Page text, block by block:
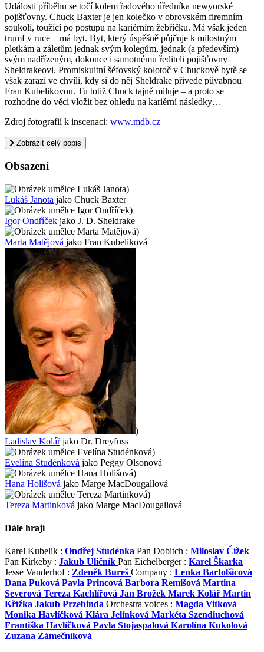
Události příběhu se točí kolem řadového úředníka newyorské
pojišťovny. Chuck Baxter je jen kolečko v obrovském firemním
soukolí, toužící po postupu na kariérním žebříčku. Má však jeden
trumf v ruce – má byt. Byt, který úspěšně půjčuje k milostným
pletkám a záletům jednak svým kolegům, jednak (a především)
svým nadřízeným, dokonce i samotnému řediteli pojišťovny
Sheldrakeovi. Promiskuitní šéfovský kolotoč v Chuckově bytě se
však zarazí ve chvíli, kdy si do něj Sheldrake přivede půvabnou
Fran Kubelikovou. Tu totiž Chuck tajně miluje – a proto se
rozhodne do věci vložit bez ohledu na kariérní následky…
Zdroj fotografií k inscenaci: www.mdb.cz
Zobrazit celý popis
Obsazení
)
Lukáš Janota jako Chuck Baxter
)
Igor Ondříček jako J. D. Sheldrake
)
Marta Matějová jako Fran Kubeliková
)
Ladislav Kolář jako Dr. Dreyfuss
)
Evelína Studénková jako Peggy Olsonová
)
Hana Holišová jako Marge MacDougallová
)
Tereza Martinková jako Marge MacDougallová
Dále hrají
Karel Kubelik : Ondřej Studénka Pan Dobitch : Miloslav Čížek
Pan Kirkeby : Jakub Uličník Pan Eichelberger : Karel Škarka
Jesse Vanderhof : Zdeněk Bureš Company : Lenka Bartolšicová
Dana Puková Pavla Princová Barbora Remišová Martina
Severová Tereza Kachlířová Jan Brožek Marek Kolář Martin
Křížka Jakub Przebinda Orchestra voices : Magda Vitková
Monika Havlíčková Klára Jelínková Markéta Szendiuchová
Františka Havlíčková Pavla Stojaspalová Karolína Kukolová
Zuzana Zámečníková